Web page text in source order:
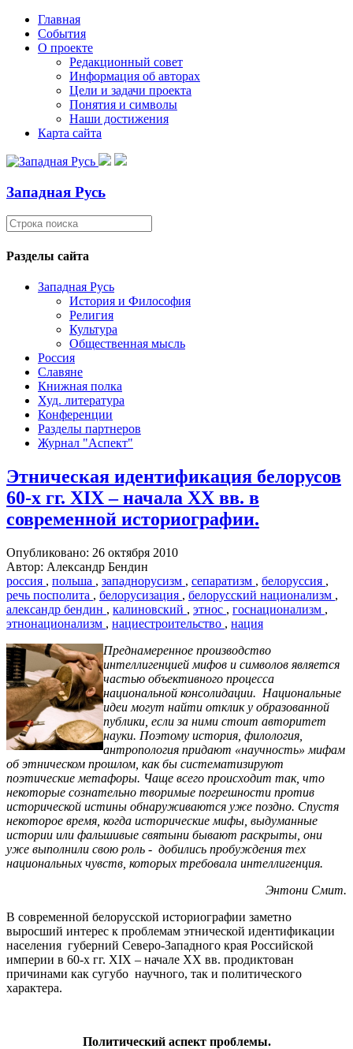
Главная
События
О проекте
Редакционный совет
Информация об авторах
Цели и задачи проекта
Понятия и символы
Наши достижения
Карта сайта
Западная Русь
Разделы сайта
Западная Русь
История и Философия
Религия
Культура
Общественная мысль
Россия
Славяне
Книжная полка
Худ. литература
Конференции
Разделы партнеров
Журнал "Аспект"
Этническая идентификация белорусов
60-х гг. XIX – начала XX вв. в
современной историографии.
Опубликовано: 26 октября 2010
Автор: Александр Бендин
россия , польша , западнорусизм , сепаратизм , белоруссия ,
речь посполита , белорусизация , белорусский национализм ,
александр бендин , калиновский , этнос , госнационализм ,
этнонационализм , нациестроительство , нация
Преднамеренное производство
интеллигенцией мифов и символов является
частью объективного процесса
национальной консолидации. Национальные
идеи могут найти отклик у образованной
публики, если за ними стоит авторитет
науки. Поэтому история, филология,
антропология придают «научность» мифам
об этническом прошлом, как бы систематизируют
поэтические метафоры. Чаще всего происходит так, что
некоторые сознательно творимые погрешности против
исторической истины обнаруживаются уже поздно. Спустя
некоторое время, когда исторические мифы, выдуманные
истории или фальшивые святыни бывают раскрыты, они
уже выполнили свою роль - добились пробуждения тех
национальных чувств, которых требовала интеллигенция.
Энтони Смит.
В современной белорусской историографии заметно
выросший интерес к проблемам этнической идентификации
населения губерний Северо-Западного края Российской
империи в 60-х гг. XIX – начале XX вв. продиктован
причинами как сугубо научного, так и политического
характера.
Политический аспект проблемы.